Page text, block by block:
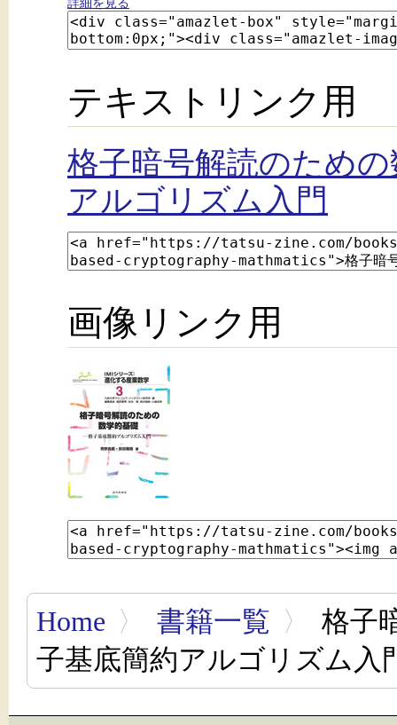
詳細を見る
テキストリンク用
格子暗号解読のため
アルゴリズム入門
画像リンク用
Home 〉 書籍一覧 〉
格子
子基底簡約アルゴリズム入